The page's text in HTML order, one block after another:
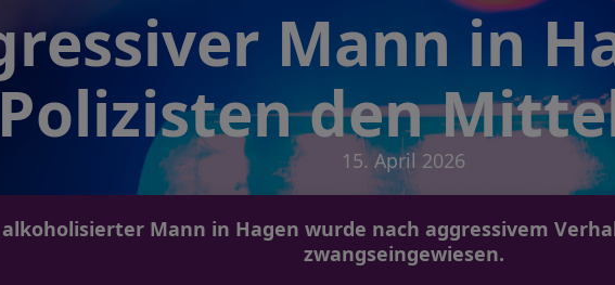
Mann in
Polizisten den
15. April 2026
alkoholisierter Mann in Hagen wurde nach aggressivem
zwangseingewiesen.